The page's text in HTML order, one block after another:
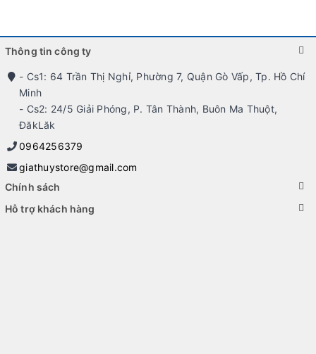
Thông tin công ty
- Cs1: 64 Trần Thị Nghỉ, Phường 7, Quận Gò Vấp, Tp. Hồ Chí
Minh
- Cs2: 24/5 Giải Phóng, P. Tân Thành, Buôn Ma Thuột,
ĐăkLăk
0964256379
giathuystore@gmail.com
Chính sách
Hỗ trợ khách hàng